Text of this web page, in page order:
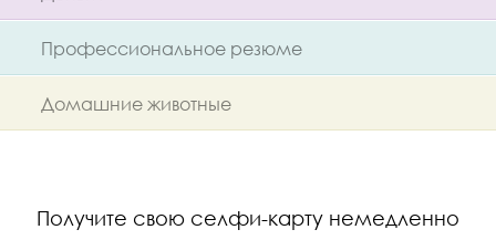
Профессиональное резюме
Домашние животные
Получите свою селфи-карту немедленно